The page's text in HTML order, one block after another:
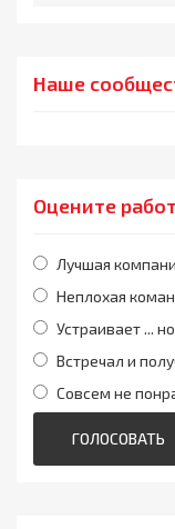
Наше
Оцените
Лучшая
Неплохая
Устраивает ... но
Встречал и
Совсем не
ГОЛОСОВАТЬ